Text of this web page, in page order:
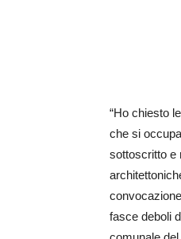
“Ho chiesto
che si
sottoscritto e
fasce deboli